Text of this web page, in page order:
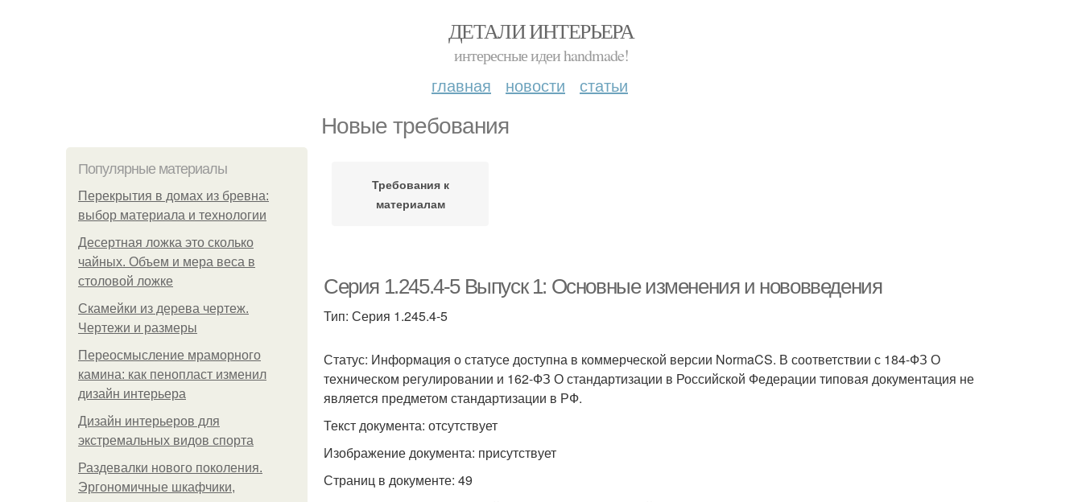
ДЕТАЛИ ИНТЕРЬЕРА
интересные идеи handmade!
главная новости статьи
Новые требования
Популярные материалы
Перекрытия в домах из бревна:
выбор материала и технологии
Десертная ложка это сколько
чайных. Объем и мера веса в
столовой ложке
Скамейки из дерева чертеж.
Чертежи и размеры
Переосмысление мраморного
камина: как пенопласт изменил
дизайн интерьера
Дизайн интерьеров для
экстремальных видов спорта
Раздевалки нового поколения.
Эргономичные шкафчики,
Требования к
материалам
Серия 1.245.4-5 Выпуск 1: Основные изменения и нововведения
Тип: Серия 1.245.4-5
Статус: Информация о статусе доступна в коммерческой версии NormaCS. В соответствии с 184-ФЗ О
техническом регулировании и 162-ФЗ О стандартизации в Российской Федерации типовая документация не
является предметом стандартизации в РФ.
Текст документа: отсутствует
Изображение документа: присутствует
Страниц в документе: 49